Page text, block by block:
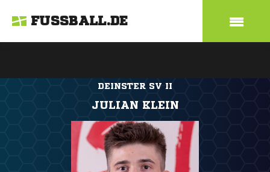
FUSSBALL.DE
DEINSTER SV II
JULIAN KLEIN